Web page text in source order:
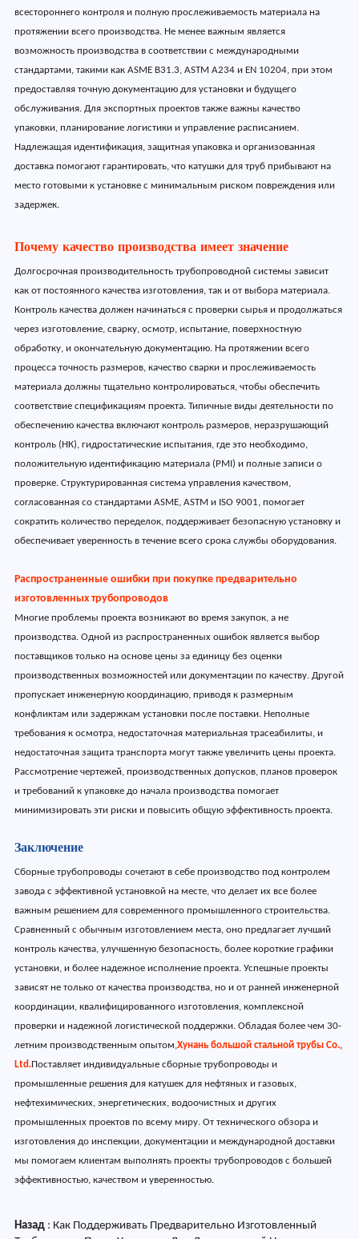
всестороннего контроля и полную прослеживаемость материала на
протяжении всего производства. Не менее важным является
возможность производства в соответствии с международными
стандартами, такими как ASME B31.3, ASTM A234 и EN 10204, при этом
предоставляя точную документацию для установки и будущего
обслуживания. Для экспортных проектов также важны качество
упаковки, планирование логистики и управление расписанием.
Надлежащая идентификация, защитная упаковка и организованная
доставка помогают гарантировать, что катушки для труб прибывают на
место готовыми к установке с минимальным риском повреждения или
задержек.
Почему качество производства имеет значение
Долгосрочная производительность трубопроводной системы зависит
как от постоянного качества изготовления, так и от выбора материала.
Контроль качества должен начинаться с проверки сырья и продолжаться
через изготовление, сварку, осмотр, испытание, поверхностную
обработку, и окончательную документацию. На протяжении всего
процесса точность размеров, качество сварки и прослеживаемость
материала должны тщательно контролироваться, чтобы обеспечить
соответствие спецификациям проекта. Типичные виды деятельности по
обеспечению качества включают контроль размеров, неразрушающий
контроль (НК), гидростатические испытания, где это необходимо,
положительную идентификацию материала (PMI) и полные записи о
проверке. Структурированная система управления качеством,
согласованная со стандартами ASME, ASTM и ISO 9001, помогает
сократить количество переделок, поддерживает безопасную установку и
обеспечивает уверенность в течение всего срока службы оборудования.
Распространенные ошибки при покупке предварительно
изготовленных трубопроводов
Многие проблемы проекта возникают во время закупок, а не
производства. Одной из распространенных ошибок является выбор
поставщиков только на основе цены за единицу без оценки
производственных возможностей или документации по качеству. Другой
пропускает инженерную координацию, приводя к размерным
конфликтам или задержкам установки после поставки. Неполные
требования к осмотра, недостаточная материальная трасеабилиты, и
недостаточная защита транспорта могут также увеличить цены проекта.
Рассмотрение чертежей, производственных допусков, планов проверок
и требований к упаковке до начала производства помогает
минимизировать эти риски и повысить общую эффективность проекта.
Заключение
Сборные трубопроводы сочетают в себе производство под контролем
завода с эффективной установкой на месте, что делает их все более
важным решением для современного промышленного строительства.
Сравненный с обычным изготовлением места, оно предлагает лучший
контроль качества, улучшенную безопасность, более короткие графики
установки, и более надежное исполнение проекта. Успешные проекты
зависят не только от качества производства, но и от ранней инженерной
координации, квалифицированного изготовления, комплексной
проверки и надежной логистической поддержки. Обладая более чем 30-
летним производственным опытом,Хунань большой стальной трубы Co.,
Ltd.Поставляет индивидуальные сборные трубопроводы и
промышленные решения для катушек для нефтяных и газовых,
нефтехимических, энергетических, водоочистных и других
промышленных проектов по всему миру. От технического обзора и
изготовления до инспекции, документации и международной доставки
мы помогаем клиентам выполнять проекты трубопроводов с большей
эффективностью, качеством и уверенностью.
Назад: Как Поддерживать Предварительно Изготовленный